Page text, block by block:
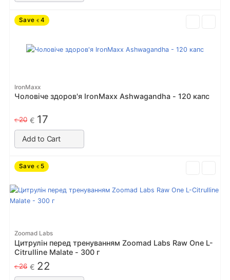
Save € 4
IronMaxx
Чоловіче здоров'я IronMaxx Ashwagandha - 120 капс
€20 € 17
Add to Cart
Save € 5
Zoomad Labs
Цитрулін перед тренуванням Zoomad Labs Raw One L-
Citrulline Malate - 300 г
€26 € 22